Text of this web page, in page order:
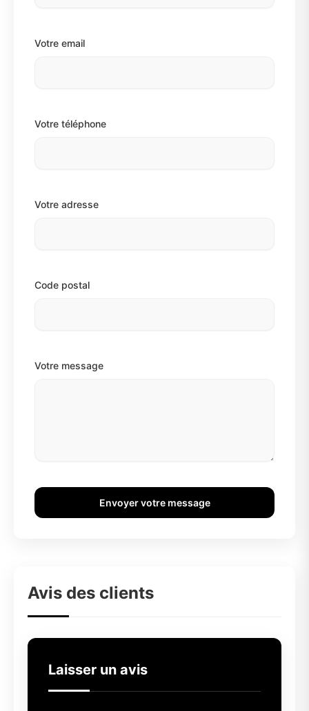
Votre email
Votre téléphone
Votre adresse
Code postal
Votre message
Envoyer votre message
Avis des clients
Laisser un avis